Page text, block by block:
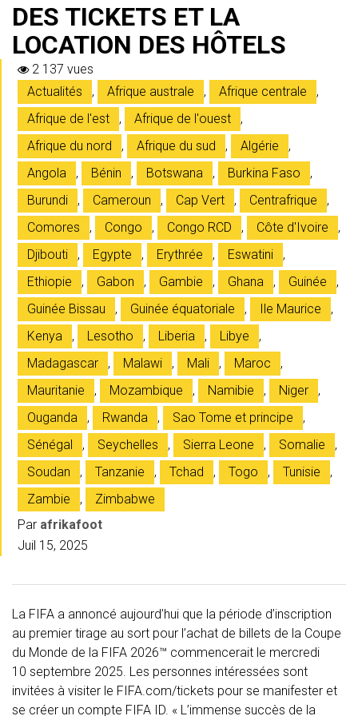
DES TICKETS ET LA
LOCATION DES HÔTELS
2 137 vues
Actualités
, Afrique australe , Afrique centrale
,
Afrique de l'est
, Afrique de l'ouest
,
Afrique du nord
, Afrique du sud , Algérie
,
Angola
, Bénin , Botswana , Burkina Faso
,
Burundi
, Cameroun , Cap Vert , Centrafrique
,
Comores
, Congo , Congo RCD , Côte d'Ivoire
,
Djibouti
, Egypte , Erythrée , Eswatini
,
Ethiopie
, Gabon , Gambie , Ghana , Guinée
,
Guinée Bissau
, Guinée équatoriale , Ile Maurice
,
Kenya
, Lesotho , Liberia , Libye
,
Madagascar
, Malawi , Mali , Maroc
,
Mauritanie
, Mozambique , Namibie , Niger
,
Ouganda
, Rwanda , Sao Tome et principe
,
Sénégal
, Seychelles , Sierra Leone , Somalie
,
Soudan
, Tanzanie , Tchad , Togo , Tunisie
,
Zambie
,
Zimbabwe
Par afrikafoot
Juil 15, 2025
La FIFA a annoncé aujourd’hui que la période d’inscription
au premier tirage au sort pour l’achat de billets de la Coupe
du Monde de la FIFA 2026™ commencerait le mercredi
10 septembre 2025. Les personnes intéressées sont
invitées à visiter le FIFA.com/tickets pour se manifester et
se créer un compte FIFA ID. « L’immense succès de la